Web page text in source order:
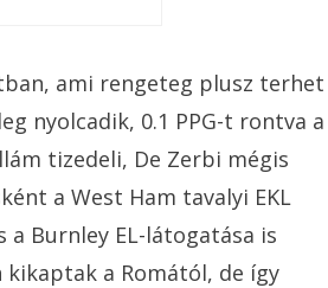
ami rengeteg plusz terhet
nyolcadik, 0.1 PPG-t rontva a
tizedeli, De Zerbi mégis
a West Ham tavalyi EKL
a Burnley EL-látogatása is
kikaptak a Romától, de így